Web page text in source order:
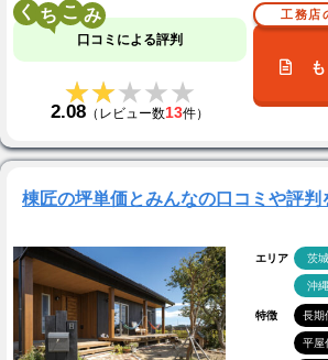
く こ
口コミによる評判
★★★★★
★★★★★
2.08 （レビュー数13件）
工務店
棟匠の坪単価とみんなの口コミや評判
エリア 茨城
沖縄
特徴 長期
平屋